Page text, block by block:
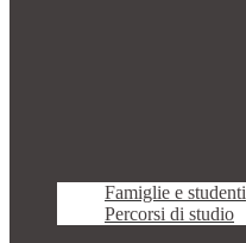
Famiglie e studenti
Percorsi di studio